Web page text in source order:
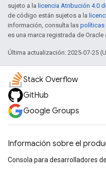
sujeto a la licencia Atribución 4.0
de código están sujetos a la
información, consulta las políticas
es una marca registrada de
Última actualización: 2025-07-25
Stack Overflow
GitHub
Google Groups
Información sobre el
Consola para desarrolladores